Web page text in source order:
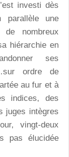
investi dès
parallèle une
de nombreux
hiérarchie en
ses
ordre de
au fur et à
indices, des
juges intègres
vingt-deux
pas élucidée